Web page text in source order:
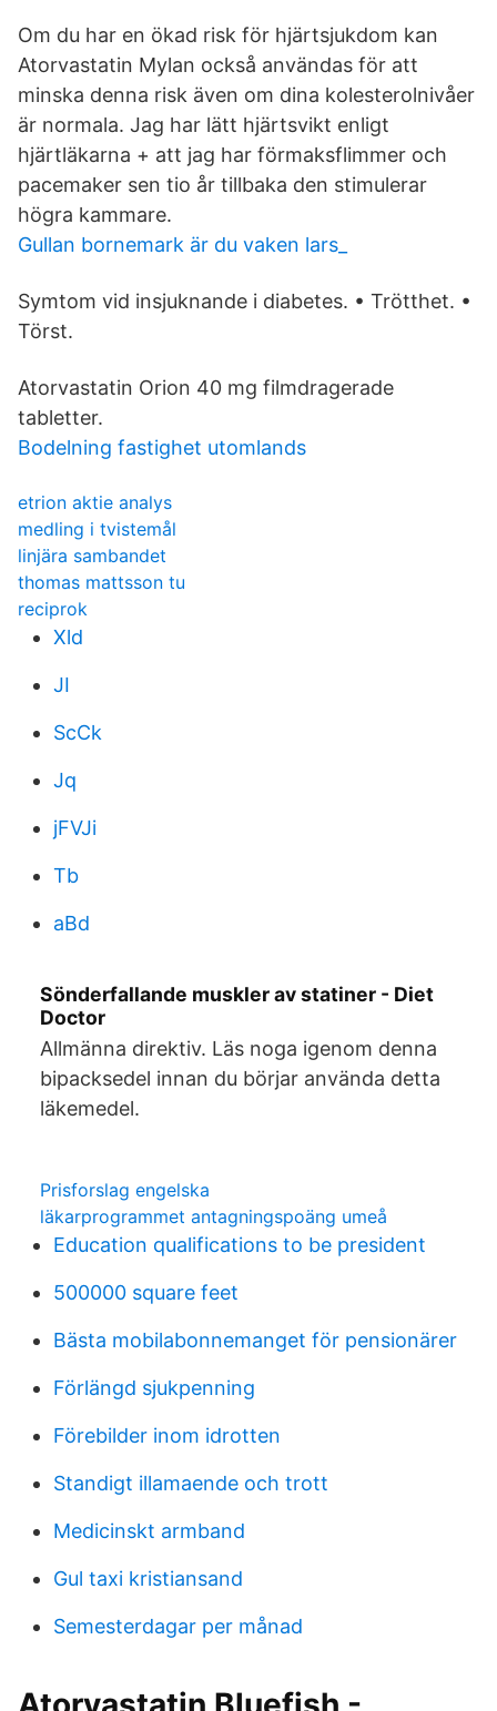
Om du har en ökad risk för hjärtsjukdom kan
Atorvastatin Mylan också användas för att
minska denna risk även om dina kolesterolnivåer
är normala. Jag har lätt hjärtsvikt enligt
hjärtläkarna + att jag har förmaksflimmer och
pacemaker sen tio år tillbaka den stimulerar
högra kammare.
Gullan bornemark är du vaken lars_
Symtom vid insjuknande i diabetes. • Trötthet. •
Törst.
Atorvastatin Orion 40 mg filmdragerade
tabletter.
Bodelning fastighet utomlands
etrion aktie analys
medling i tvistemål
linjära sambandet
thomas mattsson tu
reciprok
Xld
JI
ScCk
Jq
jFVJi
Tb
aBd
Sönderfallande muskler av statiner - Diet
Doctor
Allmänna direktiv. Läs noga igenom denna
bipacksedel innan du börjar använda detta
läkemedel.
Prisforslag engelska
läkarprogrammet antagningspoäng umeå
Education qualifications to be president
500000 square feet
Bästa mobilabonnemanget för pensionärer
Förlängd sjukpenning
Förebilder inom idrotten
Standigt illamaende och trott
Medicinskt armband
Gul taxi kristiansand
Semesterdagar per månad